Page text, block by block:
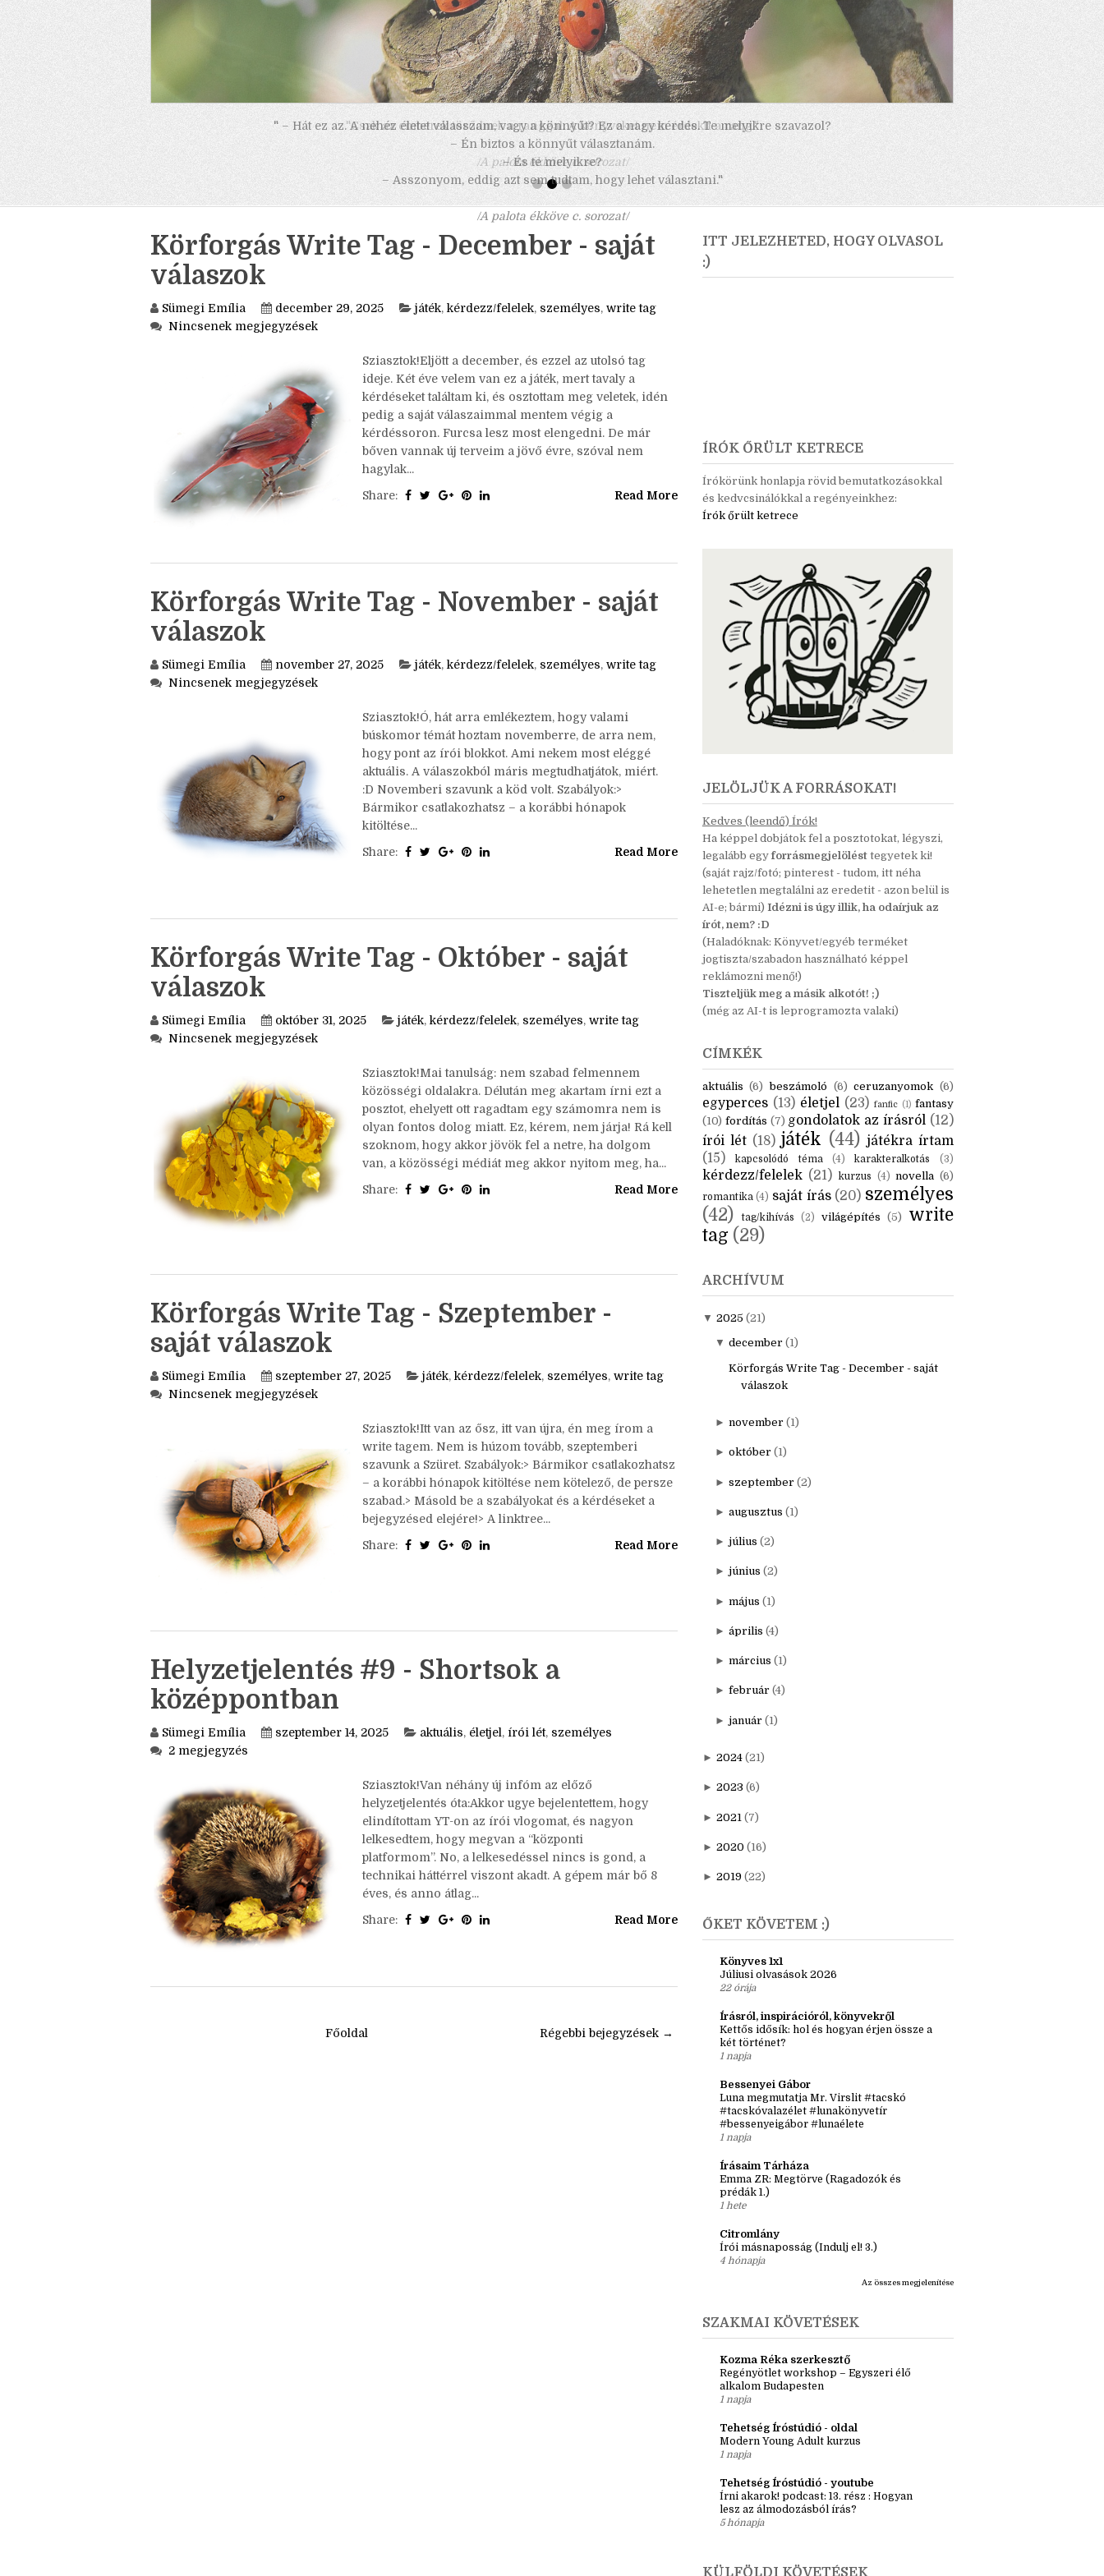
" – Hát ez az. A nehéz életet válasszam, vagy a könnyűt? Ez a nagy kérdés. Te melyikre szavazol?
– Én biztos a könnyűt választanám.
– És te melyikre?
– Asszonyom, eddig azt sem tudtam, hogy lehet választani."
/A palota ékköve c. sorozat/
Körforgás Write Tag - December - saját
válaszok
december 29, 2025 játék,kérdezz/felelek, személyes,write tag
Nincsenek megjegyzések
Sziasztok!Eljött a december, és ezzel az utolsó tag
ideje. Két éve velem van ez a játék, mert tavaly a
kérdéseket találtam ki, és osztottam meg veletek, idén
pedig a saját válaszaimmal mentem végig a
kérdéssoron. Furcsa lesz most elengedni. De már
Körforgás Write Tag - November - saját
válaszok
november 27, 2025 játék,kérdezz/felelek,személyes,write tag
Sziasztok!Ó, hát arra emlékeztem, hogy valami
búskomor témát hoztam novemberre, de arra nem,
hogy pont az írói blokkot. Ami nekem most eléggé
aktuális. A válaszokból máris megtudhatjátok, miért.
:D Novemberi szavunk a köd volt. Szabályok:>
Bármikor csatlakozhatsz – a korábbi hónapok
Körforgás Write Tag - Október - saját
válaszok
október 31, 2025 játék,kérdezz/felelek,személyes,write tag
Nincsenek megjegyzések
Sziasztok!Mai tanulság: nem szabad felmennem
közösségi oldalakra. Délután meg akartam írni ezt a
posztot, ehelyett ott ragadtam egy számomra nem is
olyan fontos dolog miatt. Ez, kérem, nem járja! Rá kell
Körforgás Write Tag - Szeptember -
saját válaszok
szeptember 27, 2025 játék,kérdezz/felelek,személyes, write tag
Nincsenek megjegyzések
Sziasztok!Itt van az ősz, itt van újra, én meg írom a
write tagem. Nem is húzom tovább, szeptemberi
szavunk a Szüret. Szabályok:> Bármikor csatlakozhatsz
– a korábbi hónapok kitöltése nem kötelező, de persze
Helyzetjelentés #9 - Shortsok a
középpontban
Sümegi Emília szeptember 14, 2025 aktuális,életjel ,írói lét ,személyes
2 megjegyzés
Sziasztok!Van néhány új infóm az előző
helyzetjelentés óta:Akkor ugye bejelentettem, hogy
elindítottam YT-on az írói vlogomat, és nagyon
lelkesedtem, hogy megvan a “központi
platformom”. No, a lelkesedéssel nincs is gond, a
technikai háttérrel viszont akadt. A gépem már bő 8
ÍRÓK ŐRÜLT KETRECE
JELÖLJÜK A FORRÁSOKAT!
Kedves (leendő) Írók!
Ha képpel dobjátok fel a posztotokat, légyszi,
legalább egyforrásmegjelölésttegyetek ki!
(saját rajz/fotó; pinterest - tudom, itt néha
lehetetlen megtalálni az eredetit - azon belül is
AI-e; bármi)Idézni is úgy illik, ha odaírjuk az
írót, nem? :D
(Haladóknak: Könyvet/egyéb terméket
jogtiszta/szabadon használható képpel
Tiszteljük meg a másik alkotót! ;)
CÍMKÉK
aktuális (6) beszámoló (6) ceruzanyomok (6)
egyperces (13) életjel (23) fanfic (1) fantasy
(10) fordítás (7) gondolatok az írásról (12)
írói lét
(18) játék (44) játékra írtam
(15)
kapcsolódó téma (4) karakteralkotás (3)
kérdezz/felelek
tag/kihívás
tag (29)
ARCHÍVUM
2025 (21)
Körforgás Write Tag - December - saját
► november (1)
► október (1)
► szeptember
► augusztus
► július (2)
► június (2)
► május (1)
► április (4)
► március (1)
► 2024 (21)
► 2023 (6)
► 2021 (7)
►2019 (22)
ŐKET KÖVETEM :)
Könyves 1x1
Júliusi olvasások 2026
22 órája
Kettős idősík: hol és hogyan érjen össze a
két történet?
1 napja
Bessenyei Gábor
#tacskóvalazélet #lunakönyvetír
#bessenyeigábor #lunaélete
1 napja
Emma ZR: Megtörve (Ragadozók és
prédák 1.)
1 hete
4 hónapja
Az összes megjelenítése
SZAKMAI KÖVETÉSEK
Regényötlet workshop – Egyszeri élő
alkalom Budapesten
1 napja
Tehetség Íróstúdió - oldal
Modern Young Adult kurzus
1 napja
lesz az álmodozásból írás?